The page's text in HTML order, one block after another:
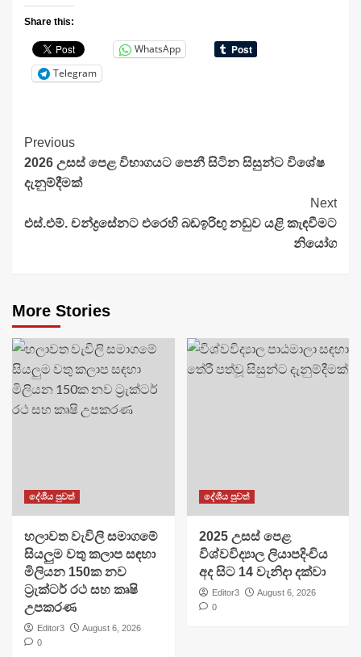
Share this:
WhatsApp
Telegram
Continue
Reading
Previous
2026 උසස් පෙළ විභාගයට පෙනී සිටින සිසුන්ට විශේෂ
දැනුම්දීමක්
Next
එස්.එම්. චන්ද්‍රසේනට එරෙහි බඩඉරිඟු නඩුව යළි කැඳවීමට
නියෝග
More Stories
දේශීය පුවත්
හලාවත වැවිලි සමාගමේ
සියලුම වතු කලාප සඳහා
මිලියන 150ක නව
ට්‍රැක්ටර් රථ සහ කෘෂි
උපකරණ
Editor3
August 6, 2026
0
දේශීය පුවත්
​2025 උසස් පෙළ
විශ්වවිද්‍යාල ලියාපදිංචිය
අද සිට 14 වැනිදා දක්වා
Editor3
August 6, 2026
0